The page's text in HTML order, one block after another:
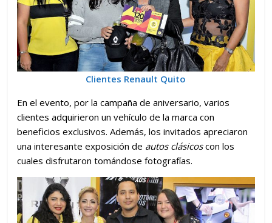
Clientes Renault Quito
En el evento, por la campaña de aniversario, varios
clientes adquirieron un vehículo de la marca con
beneficios exclusivos. Además, los invitados apreciaron
una interesante exposición de autos clásicoscon los
cuales disfrutaron tomándose fotografías.